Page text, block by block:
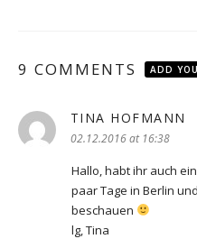
9 COMMENTS ADD
TINA HOFMANN
02.12.2016 at 16:38
Hallo, habt ihr auch
paar Tage in Berlin
beschauen
lg, Tina